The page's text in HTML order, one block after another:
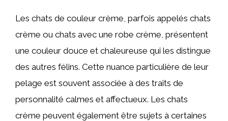
Les chats de couleur crème, parfois appelés chats
crème ou chats avec une robe crème, présentent
une couleur douce et chaleureuse qui les distingue
des autres félins. Cette nuance particulière de leur
pelage est souvent associée à des traits de
personnalité calmes et affectueux. Les chats
crème peuvent également être sujets à certaines